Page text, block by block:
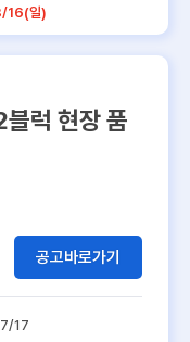
16(일)
럭 현장 품
공고바로가기
17